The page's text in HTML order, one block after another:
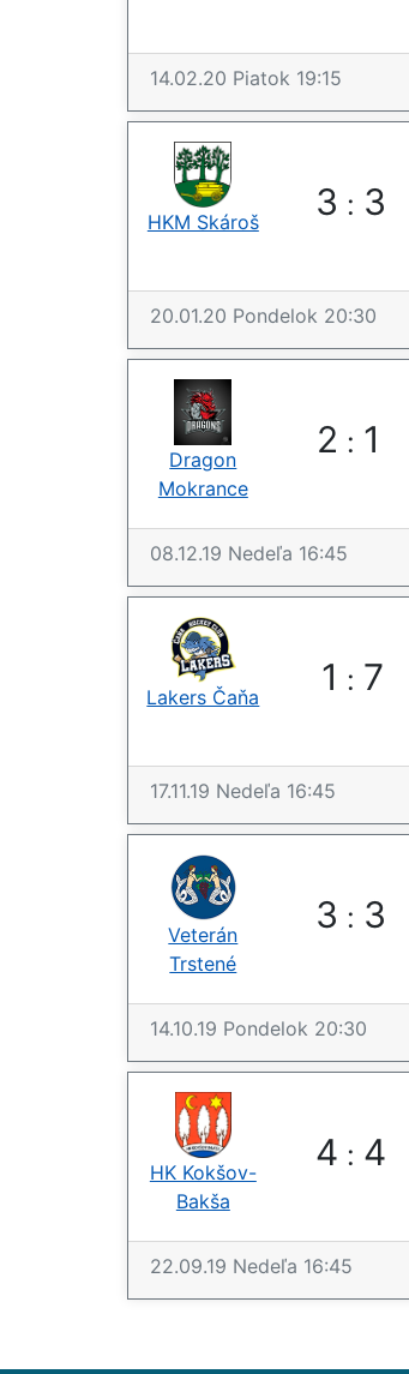
14.02.20 Piatok 19:15
3 : 3
HKM Skároš
20.01.20 Pondelok 20:30
2 : 1
Dragon
Mokrance
08.12.19 Nedeľa 16:45
1 : 7
Lakers Čaňa
17.11.19 Nedeľa 16:45
3 : 3
Veterán
Trstené
14.10.19 Pondelok 20:30
4 : 4
HK Kokšov-
Bakša
22.09.19 Nedeľa 16:45